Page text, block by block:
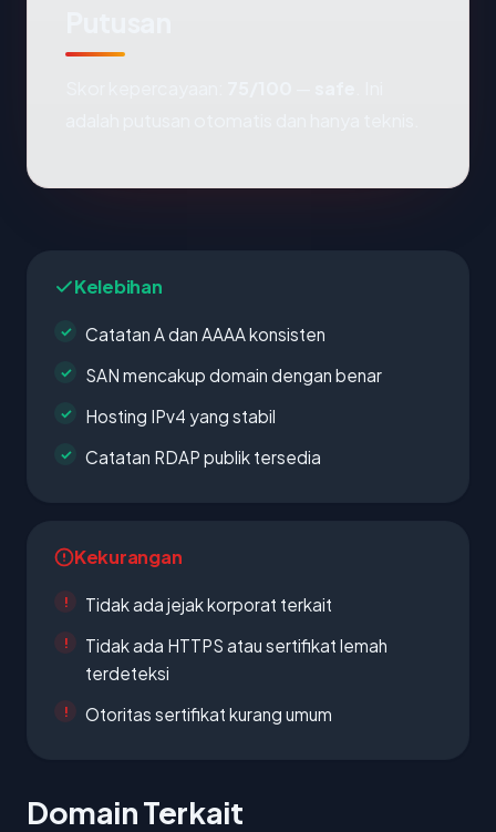
Kelebihan
Catatan A dan AAAA konsisten
SAN mencakup domain dengan benar
Hosting IPv4 yang stabil
Catatan RDAP publik tersedia
Kekurangan
Tidak ada jejak korporat terkait
Tidak ada HTTPS atau sertifikat lemah
terdeteksi
Otoritas sertifikat kurang umum
Domain Terkait